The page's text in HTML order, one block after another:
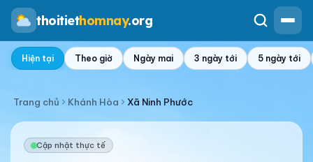
thoitiethomnay.org
Hiện tại Theo giờ Ngày mai 3 ngày tới 5 ngày tới
Trang chủ Khánh Hòa Xã Ninh Phước
Cập nhật thực tế